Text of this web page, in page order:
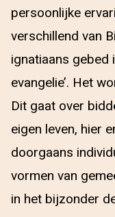
persoonlijke
verschillend van
ignatiaans gebed
evangelie’. Het
Dit gaat over
eigen leven, hier
doorgaans
vormen van
in het bijzonder